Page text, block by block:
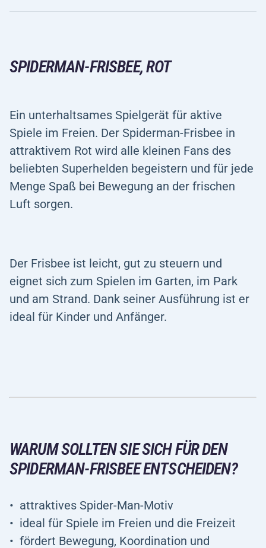
SPIDERMAN-FRISBEE, ROT
Ein unterhaltsames Spielgerät für aktive
Spiele im Freien. Der Spiderman-Frisbee in
attraktivem Rot wird alle kleinen Fans des
beliebten Superhelden begeistern und für jede
Menge Spaß bei Bewegung an der frischen
Luft sorgen.
Der Frisbee ist leicht, gut zu steuern und
eignet sich zum Spielen im Garten, im Park
und am Strand. Dank seiner Ausführung ist er
ideal für Kinder und Anfänger.
WARUM SOLLTEN SIE SICH FÜR DEN
SPIDERMAN-FRISBEE ENTSCHEIDEN?
attraktives Spider-Man-Motiv
ideal für Spiele im Freien und die Freizeit
fördert Bewegung, Koordination und